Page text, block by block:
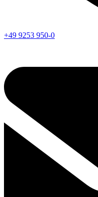
+49 9253 950-0